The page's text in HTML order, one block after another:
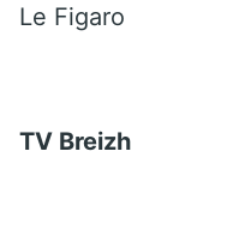
Le Figaro
TV Breizh